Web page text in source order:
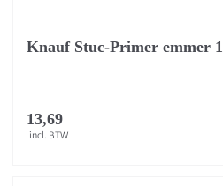
Knauf Stuc-Primer emmer
13,69
incl. BTW